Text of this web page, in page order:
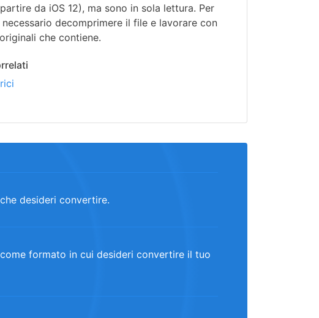
da iOS 12), ma sono in sola lettura. Per
decomprimere il file e lavorare con
che contiene.
desideri convertire.
formato in cui desideri convertire il tuo